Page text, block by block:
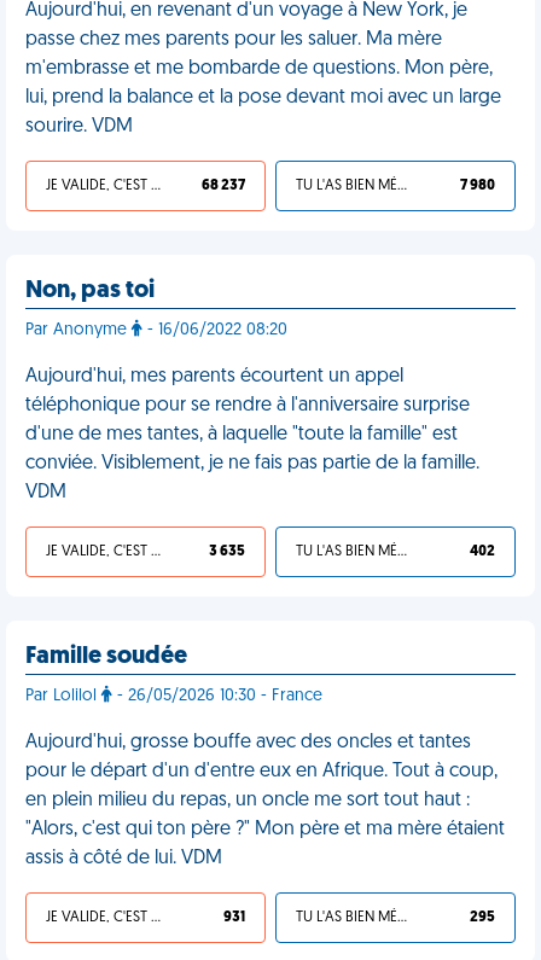
Aujourd'hui, en revenant d'un voyage à New York, je
passe chez mes parents pour les saluer. Ma mère
m'embrasse et me bombarde de questions. Mon père,
lui, prend la balance et la pose devant moi avec un large
sourire. VDM
JE VALIDE, C'EST UNE VDM 68 237 TU L'AS BIEN MÉRITÉ 7 980
Non, pas toi
Par Anonyme - 16/06/2022 08:20
Aujourd'hui, mes parents écourtent un appel
téléphonique pour se rendre à l'anniversaire surprise
d'une de mes tantes, à laquelle "toute la famille" est
conviée. Visiblement, je ne fais pas partie de la famille.
VDM
JE VALIDE, C'EST UNE VDM 3 635 TU L'AS BIEN MÉRITÉ 402
Famille soudée
Par Lolilol - 26/05/2026 10:30 - France
Aujourd'hui, grosse bouffe avec des oncles et tantes
pour le départ d'un d'entre eux en Afrique. Tout à coup,
en plein milieu du repas, un oncle me sort tout haut :
"Alors, c'est qui ton père ?" Mon père et ma mère étaient
assis à côté de lui. VDM
JE VALIDE, C'EST UNE VDM 931 TU L'AS BIEN MÉRITÉ 295